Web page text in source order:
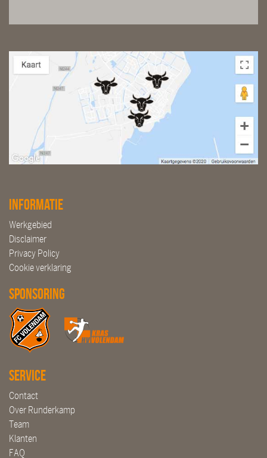
Informatie
Werkgebied
Disclaimer
Privacy Policy
Cookie verklaring
Sponsoring
Service
Contact
Over Runderkamp
Team
Klanten
FAQ